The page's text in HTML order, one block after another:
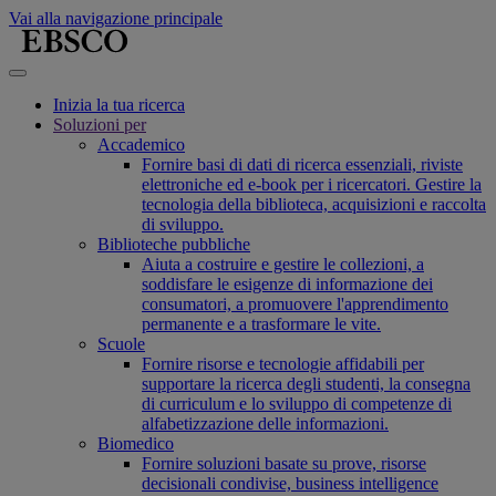
Vai alla navigazione principale
Inizia la tua ricerca
Soluzioni per
Accademico
Fornire basi di dati di ricerca essenziali, riviste
elettroniche ed e-book per i ricercatori. Gestire la
tecnologia della biblioteca, acquisizioni e raccolta
di sviluppo.
Biblioteche pubbliche
Aiuta a costruire e gestire le collezioni, a
soddisfare le esigenze di informazione dei
consumatori, a promuovere l'apprendimento
permanente e a trasformare le vite.
Scuole
Fornire risorse e tecnologie affidabili per
supportare la ricerca degli studenti, la consegna
di curriculum e lo sviluppo di competenze di
alfabetizzazione delle informazioni.
Biomedico
Fornire soluzioni basate su prove, risorse
decisionali condivise, business intelligence